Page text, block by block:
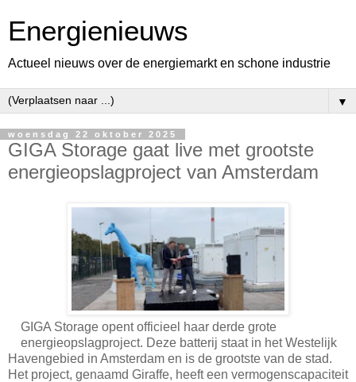
Energienieuws
Actueel nieuws over de energiemarkt en schone industrie
▼
woensdag 22 oktober 2025
GIGA Storage gaat live met grootste
energieopslagproject van Amsterdam
GIGA Storage opent officieel haar derde grote
energieopslagproject. Deze batterij staat in het Westelijk
Havengebied in Amsterdam en is de grootste van de stad.
Het project, genaamd Giraffe, heeft een vermogenscapaciteit